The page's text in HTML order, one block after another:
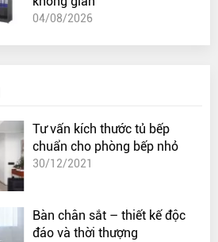
04/08/2026
Tư vấn kích thước tủ bếp
chuẩn cho phòng bếp nhỏ
30/12/2021
Bàn chân sắt – thiết kế độc
đáo và thời thượng